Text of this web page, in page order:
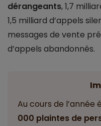
dérangeants, 1,7
1,5 milliard d’appels
messages de vente
d’appels abandonnés.
Au cours de l’année
000 plaintes de